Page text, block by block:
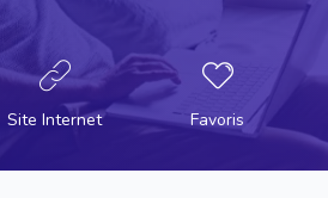
Site Internet Favoris